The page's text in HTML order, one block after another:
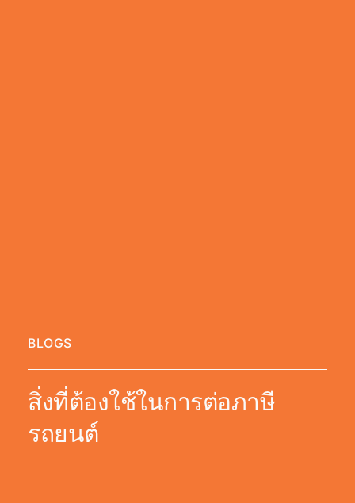
BLOGS
สิ่งที่ต้องใช้ในการต่อภาษี
รถยนต์